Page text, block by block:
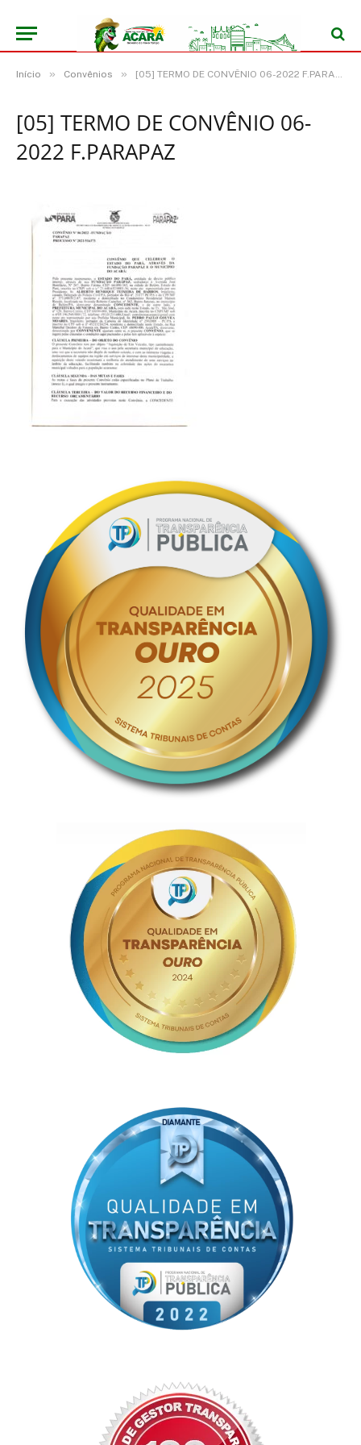
Início » Convênios » [05] TERMO DE CONVÊNIO 06-2022 F.PARAPAZ
[05] TERMO DE CONVÊNIO 06-
2022 F.PARAPAZ